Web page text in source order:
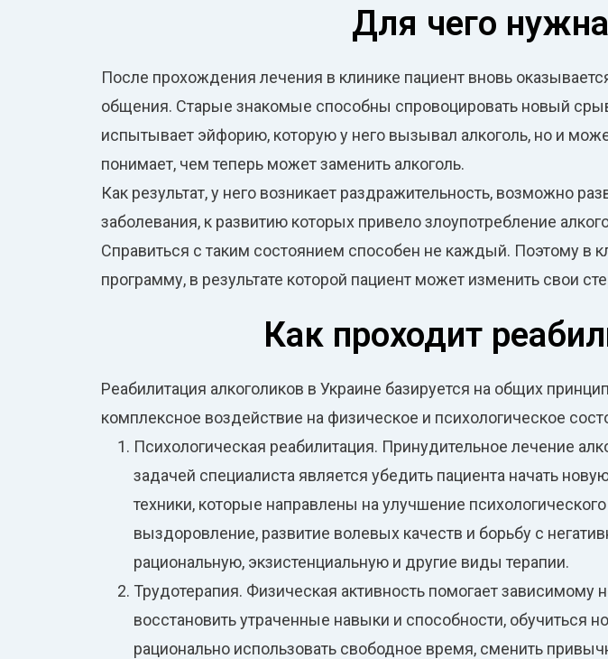
Для чего
После прохождения лечения в клинике пациент вновь
общения. Старые знакомые способны спровоцировать новый
испытывает эйфорию, которую у него вызывал алкоголь, но и
понимает, чем теперь может заменить алкоголь.
Как результат, у него возникает раздражительность, возможно
заболевания, к развитию которых привело злоупотребление
Справиться с таким состоянием способен не каждый. Поэтому в
программу, в результате которой пациент может изменить свои
Как проходит
Реабилитация алкоголиков в Украине базируется на общих
комплексное воздействие на физическое и психологическое
Психологическая реабилитация. Принудительное лечение
задачей специалиста является убедить пациента начать
техники, которые направлены на улучшение
выздоровление, развитие волевых качеств и борьбу с
рациональную, экзистенциальную и другие виды терапии.
Трудотерапия. Физическая активность помогает зависимому
восстановить утраченные навыки и способности, обучиться
рационально использовать свободное время, сменить